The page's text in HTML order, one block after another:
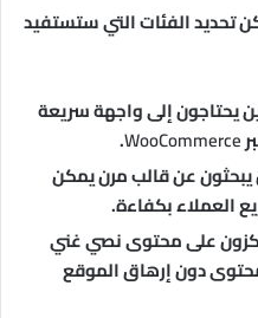
تحديد الفئات التي ستستفيد
يحتاجون إلى واجهة سريعة
WooCommerce
.
يبحثون عن قالب مرن يمكن
العملاء بكفاءة.
على محتوى نصي غني
دون إرهاق الموقع